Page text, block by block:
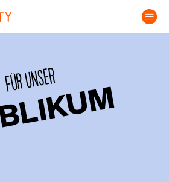
FÜR UNSER